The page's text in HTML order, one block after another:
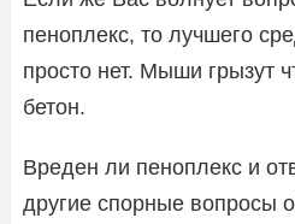
пеноплекс, то лучшего
просто нет. Мыши грызут
бетон.
Вреден ли пеноплекс и
другие спорные вопросы